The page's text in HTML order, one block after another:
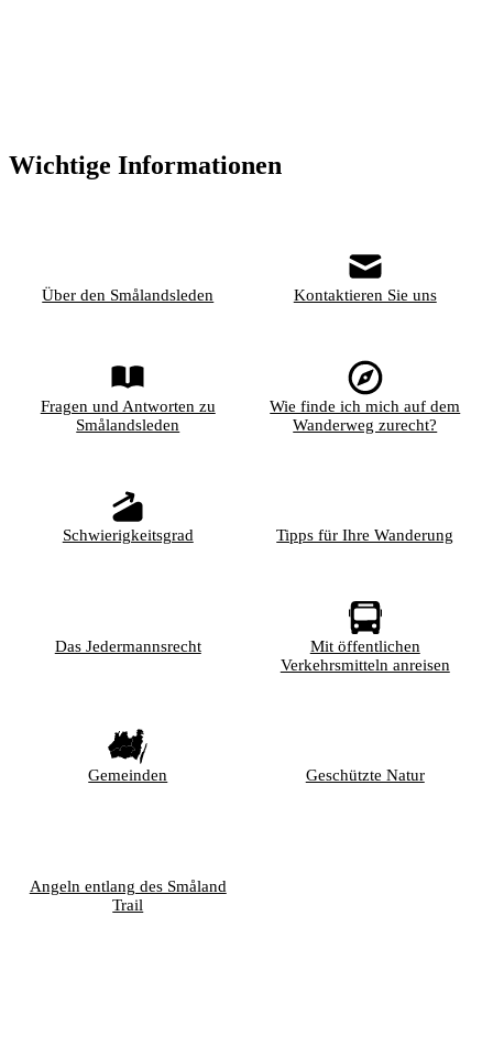
Wichtige Informationen
Über den Smålandsleden Kontaktieren Sie uns
Fragen und Antworten zu
Smålandsleden
Wie finde ich mich auf dem
Wanderweg zurecht?
Schwierigkeitsgrad Tipps für Ihre Wanderung
Das Jedermannsrecht
Mit öffentlichen
Verkehrsmitteln anreisen
Gemeinden Geschützte Natur
Angeln entlang des Småland
Trail